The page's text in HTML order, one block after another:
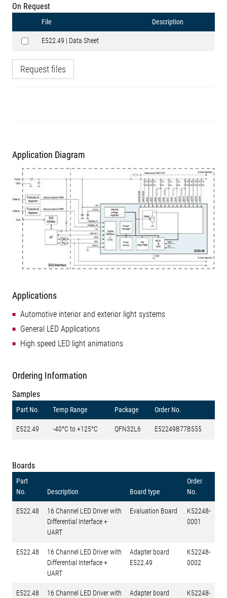
On Request
File Description
E522.49 | Data Sheet
Request files
Application Diagram
Applications
Automotive interior and exterior light systems
General LED Applications
High speed LED light animations
Ordering Information
Samples
Part No. Temp Range Package Order No.
E522.49 -40°C to +125°C QFN32L6 E52249B77B555
Boards
Part
No.
Description Board type
Order
No.
E522.48
16 Channel LED Driver with
Differential Interface +
UART
Evaluation Board
K52248-
0001
E522.48
16 Channel LED Driver with
Differential Interface +
UART
Adapter board
E522.49
K52248-
0002
E522.48
16 Channel LED Driver with
Adapter board
K52248-